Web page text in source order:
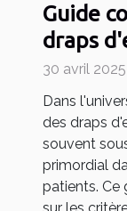
Guide
draps
votre
30 avril 2025
Dans
des draps
souvent
primordial
patients. Ce